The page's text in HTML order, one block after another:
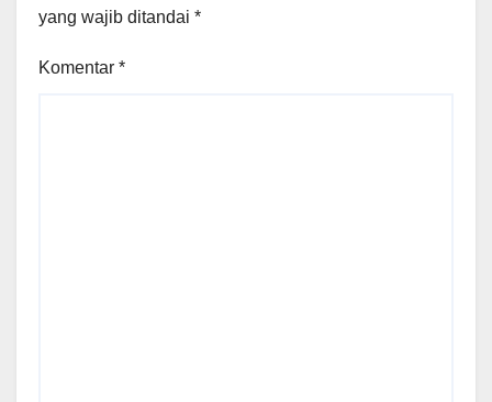
yang wajib ditandai *
Komentar *